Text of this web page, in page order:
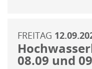
FREITAG
08.09 und